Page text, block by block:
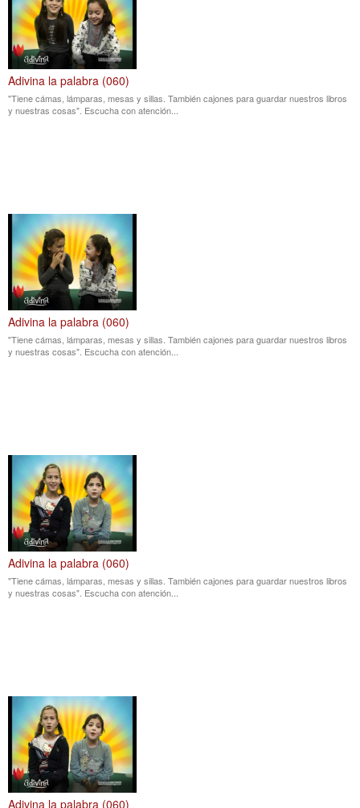
Adivina la palabra (060)
"Tiene cámas, lámparas, mesas y sillas. También cajones para guardar nuestros libros
y nuestras cosas". Escucha con atención...
Adivina la palabra (060)
"Tiene cámas, lámparas, mesas y sillas. También cajones para guardar nuestros libros
y nuestras cosas". Escucha con atención...
Adivina la palabra (060)
"Tiene cámas, lámparas, mesas y sillas. También cajones para guardar nuestros libros
y nuestras cosas". Escucha con atención...
Adivina la palabra (060)